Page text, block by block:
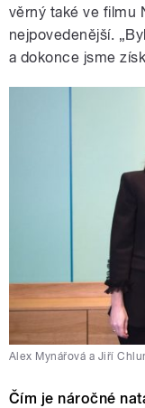
věrný také ve filmu
nejpovedenější.
a dokonce jsme
Alex Mynářová a Jiří
Čím je náročné